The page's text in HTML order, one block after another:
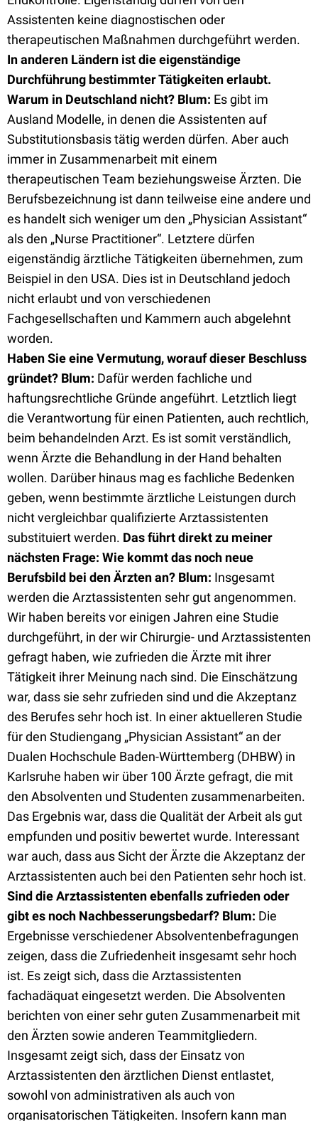
Assistenten keine diagnostischen oder
therapeutischen Maßnahmen durchgeführt werden.
In anderen Ländern ist die eigenständige
Durchführung bestimmter Tätigkeiten erlaubt.
Warum in Deutschland nicht? Blum: Es gibt im
Ausland Modelle, in denen die Assistenten auf
Substitutionsbasis tätig werden dürfen. Aber auch
immer in Zusammenarbeit mit einem
therapeutischen Team beziehungsweise Ärzten. Die
Berufsbezeichnung ist dann teilweise eine andere und
es handelt sich weniger um den „Physician Assistant“
als den „Nurse Practitioner“. Letztere dürfen
eigenständig ärztliche Tätigkeiten übernehmen, zum
Beispiel in den USA. Dies ist in Deutschland jedoch
nicht erlaubt und von verschiedenen
Fachgesellschaften und Kammern auch abgelehnt
worden.
Haben Sie eine Vermutung, worauf dieser Beschluss
gründet? Blum: Dafür werden fachliche und
haftungsrechtliche Gründe angeführt. Letztlich liegt
die Verantwortung für einen Patienten, auch rechtlich,
beim behandelnden Arzt. Es ist somit verständlich,
wenn Ärzte die Behandlung in der Hand behalten
wollen. Darüber hinaus mag es fachliche Bedenken
geben, wenn bestimmte ärztliche Leistungen durch
nicht vergleichbar qualifizierte Arztassistenten
substituiert werden. Das führt direkt zu meiner
nächsten Frage: Wie kommt das noch neue
Berufsbild bei den Ärzten an? Blum: Insgesamt
werden die Arztassistenten sehr gut angenommen.
Wir haben bereits vor einigen Jahren eine Studie
durchgeführt, in der wir Chirurgie- und Arztassistenten
gefragt haben, wie zufrieden die Ärzte mit ihrer
Tätigkeit ihrer Meinung nach sind. Die Einschätzung
war, dass sie sehr zufrieden sind und die Akzeptanz
des Berufes sehr hoch ist. In einer aktuelleren Studie
für den Studiengang „Physician Assistant“ an der
Dualen Hochschule Baden-Württemberg (DHBW) in
Karlsruhe haben wir über 100 Ärzte gefragt, die mit
den Absolventen und Studenten zusammenarbeiten.
Das Ergebnis war, dass die Qualität der Arbeit als gut
empfunden und positiv bewertet wurde. Interessant
war auch, dass aus Sicht der Ärzte die Akzeptanz der
Arztassistenten auch bei den Patienten sehr hoch ist.
Sind die Arztassistenten ebenfalls zufrieden oder
gibt es noch Nachbesserungsbedarf? Blum: Die
Ergebnisse verschiedener Absolventenbefragungen
zeigen, dass die Zufriedenheit insgesamt sehr hoch
ist. Es zeigt sich, dass die Arztassistenten
fachadäquat eingesetzt werden. Die Absolventen
berichten von einer sehr guten Zusammenarbeit mit
den Ärzten sowie anderen Teammitgliedern.
Insgesamt zeigt sich, dass der Einsatz von
Arztassistenten den ärztlichen Dienst entlastet,
sowohl von administrativen als auch von
organisatorischen Tätigkeiten. Insofern kann man